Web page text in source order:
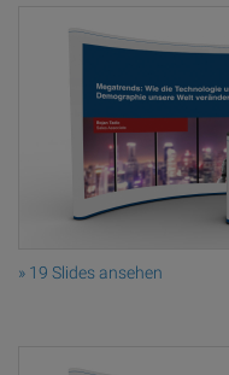
» 19 Slides ansehen